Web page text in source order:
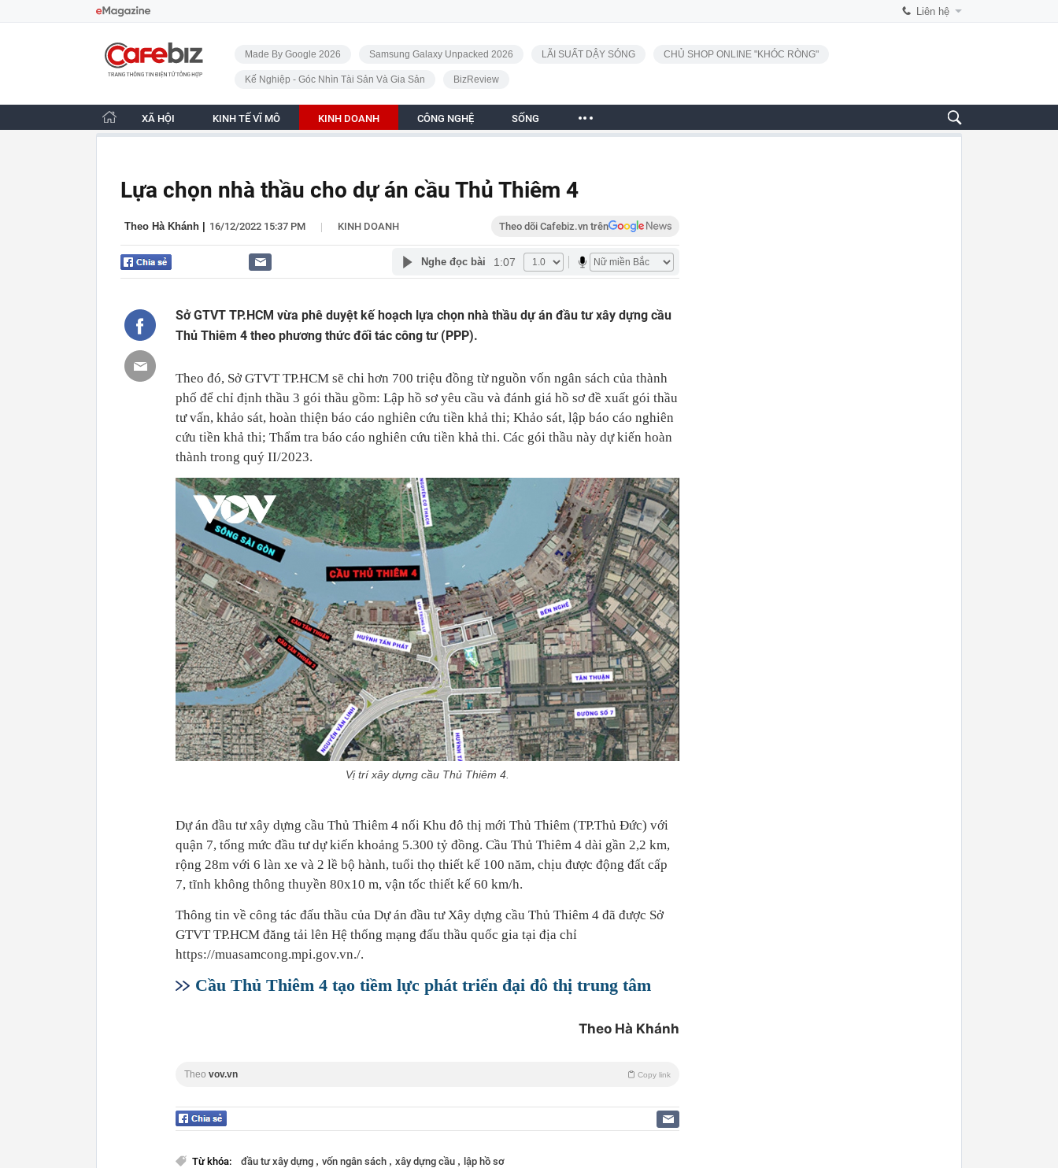
Liên hệ
CafeBiz - Trang chủ
Made By Google 2026 Samsung Galaxy Unpacked 2026 LÃI SUẤT DẬY SÓNG CHỦ SHOP ONLINE "KHÓC RÒNG"
Kế Nghiệp - Góc Nhìn Tài Sản Và Gia Sản BizReview
XÃ HỘI KINH TẾ VĨ MÔ KINH DOANH CÔNG NGHỆ SỐNG
Lựa chọn nhà thầu cho dự án cầu Thủ Thiêm 4
Theo Hà Khánh 16/12/2022 15:37 PM | KINH DOANH Theo dõi Cafebiz.vn trên
Nghe đọc bài 1:07
Sở GTVT TP.HCM vừa phê duyệt kế hoạch lựa chọn nhà thầu dự án đầu tư xây dựng cầu
Thủ Thiêm 4 theo phương thức đối tác công tư (PPP).
Theo đó, Sở GTVT TP.HCM sẽ chi hơn 700 triệu đồng từ nguồn vốn ngân sách của thành
phố để chỉ định thầu 3 gói thầu gồm: Lập hồ sơ yêu cầu và đánh giá hồ sơ đề xuất gói thầu
tư vấn, khảo sát, hoàn thiện báo cáo nghiên cứu tiền khả thi; Khảo sát, lập báo cáo nghiên
cứu tiền khả thi; Thẩm tra báo cáo nghiên cứu tiền khả thi. Các gói thầu này dự kiến hoàn
thành trong quý II/2023.
Vị trí xây dựng cầu Thủ Thiêm 4.
Dự án đầu tư xây dựng cầu Thủ Thiêm 4 nối Khu đô thị mới Thủ Thiêm (TP.Thủ Đức) với
quận 7, tổng mức đầu tư dự kiến khoảng 5.300 tỷ đồng. Cầu Thủ Thiêm 4 dài gần 2,2 km,
rộng 28m với 6 làn xe và 2 lề bộ hành, tuổi thọ thiết kế 100 năm, chịu được động đất cấp
7, tĩnh không thông thuyền 80x10 m, vận tốc thiết kế 60 km/h.
Thông tin về công tác đấu thầu của Dự án đầu tư Xây dựng cầu Thủ Thiêm 4 đã được Sở
GTVT TP.HCM đăng tải lên Hệ thống mạng đấu thầu quốc gia tại địa chỉ
https://muasamcong.mpi.gov.vn./.
Cầu Thủ Thiêm 4 tạo tiềm lực phát triển đại đô thị trung tâm
Theo Hà Khánh
Theo vov.vn Copy link
Từ khóa: đầu tư xây dựng , vốn ngân sách , xây dựng cầu , lập hồ sơ